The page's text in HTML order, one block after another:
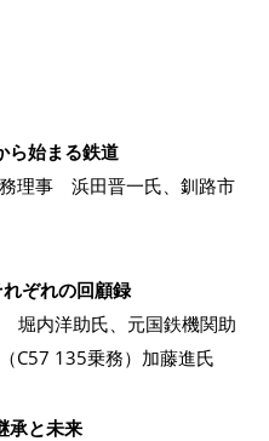
ら始まる鉄道
務理事 浜田晋一氏、釧路市
ぞれの回顧録
堀内洋助氏、元国鉄機関助
C57 135乗務）加藤進氏
承と未来